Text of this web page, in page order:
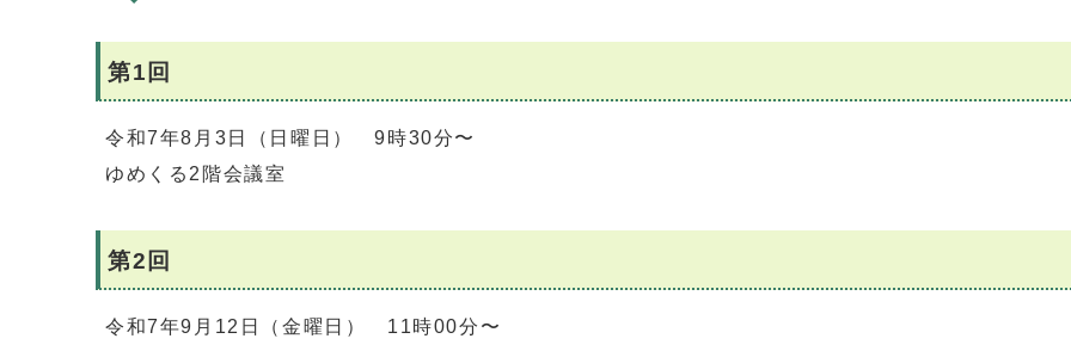
第1回
令和7年8月3日（日曜日） 9時30分〜
ゆめくる2階会議室
第2回
令和7年9月12日（金曜日） 11時00分〜